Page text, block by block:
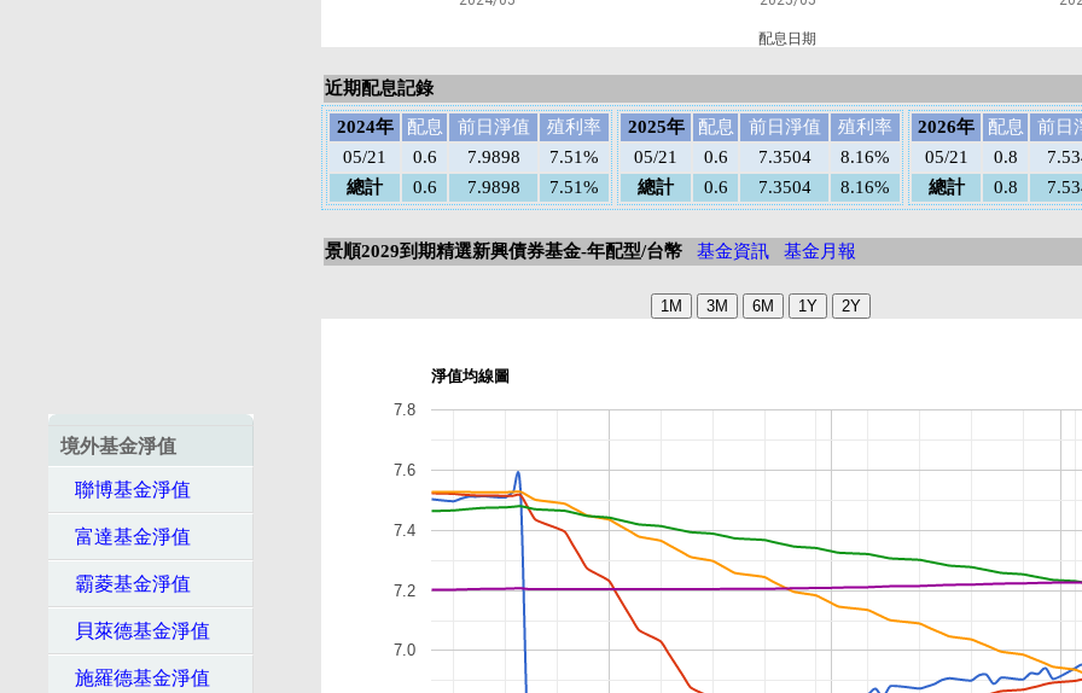
境外基金淨值
聯博基金淨值
富達基金淨值
霸菱基金淨值
貝萊德基金淨值
施羅德基金淨值
配息日期
近期配息記錄
2024年
配息 前日淨值
殖利率
05/21
0.6 7.9898
7.51%
總計
0.6 7.9898 7.51%
2025年 配息 前日淨值
殖利率
05/21
0.6 7.3504
8.16%
總計
0.6 7.3504 8.16%
2026年 配息
前日
05/21
0.8
總計
0.8
景順2029到期精選新興債券基金-年配型/台幣 基金資訊 基金月報
淨值均線圖
7.0
7.2
7.4
7.6
7.8